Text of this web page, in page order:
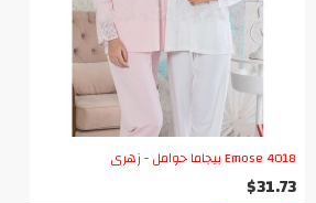
Emose 4018 بيجاما حوامل - زهري
$31.73